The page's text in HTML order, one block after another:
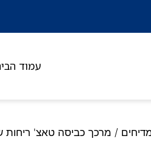
עמוד
/ מרכך כביסה טאצ' ריחות